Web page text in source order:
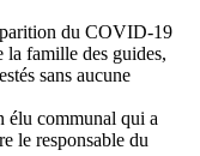
du COVID-19
la famille des guides,
sans aucune
élu communal qui a
le responsable du